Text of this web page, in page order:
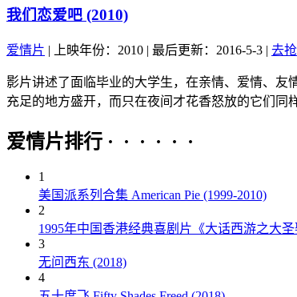
我们恋爱吧 (2010)
爱情片 | 上映年份：2010 | 最后更新：2016-5-3 | 去
影片讲述了面临毕业的大学生，在亲情、爱情、
充足的地方盛开，而只在夜间才花香怒放的它们同
爱情片排行 · · · · · ·
1
美国派系列合集 American Pie (1999-2010)
2
1995年中国香港经典喜剧片《大话西游之大
3
无问西东 (2018)
4